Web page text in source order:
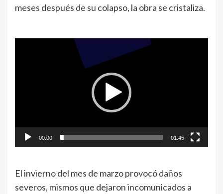
meses después de su colapso, la obra se cristaliza.
00:00 01:45
El invierno del mes de marzo provocó daños
severos, mismos que dejaron incomunicados a